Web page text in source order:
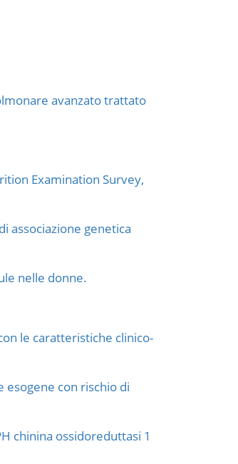
avanzato trattato
Examination Survey,
associazione genetica
nelle donne.
le caratteristiche clinico-
esogene con rischio di
chinina ossidoreduttasi 1